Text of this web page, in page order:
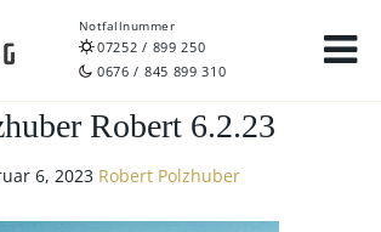
Notfallnummer
07252 / 899 250
0676 / 845 899 310
Robert 6.2.23
6, 2023 Robert Polzhuber